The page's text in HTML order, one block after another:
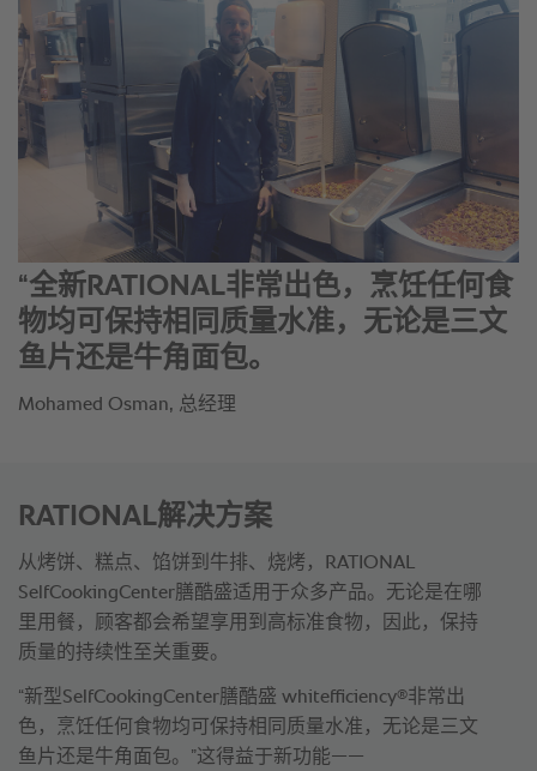
“全新RATIONAL非常出色，烹饪任何食
物均可保持相同质量水准，无论是三文
鱼片还是牛角面包。
Mohamed Osman, 总经理
RATIONAL解决方案
从烤饼、糕点、馅饼到牛排、烧烤，RATIONAL
SelfCookingCenter膳酷盛适用于众多产品。无论是在哪
里用餐，顾客都会希望享用到高标准食物，因此，保持
质量的持续性至关重要。
“新型SelfCookingCenter膳酷盛 whitefficiency®非常出
色，烹饪任何食物均可保持相同质量水准，无论是三文
鱼片还是牛角面包。”这得益于新功能——